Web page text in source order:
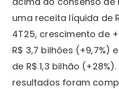
uma receita líquida de
4T25, crescimento de
R$ 3,7 bilhões (+9,7%)
de R$ 1,3 bilhão
resultados foram